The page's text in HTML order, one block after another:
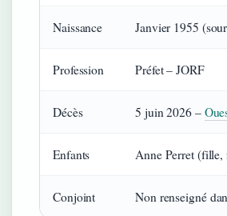
Naissance Janvier 1955
Profession Préfet – JORF
Décès 5 juin 2026 –
Enfants Anne Perret (fille,
Conjoint Non renseigné